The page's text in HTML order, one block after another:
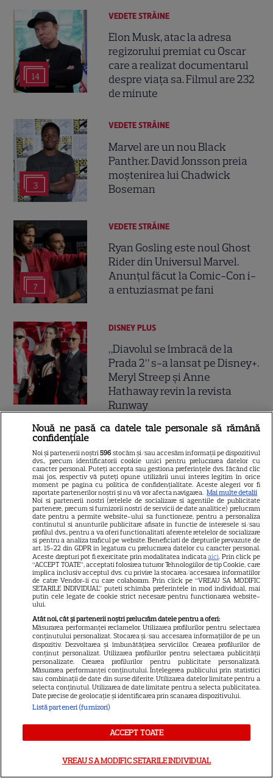
14
VEDETE STRĂINE
Elon Musk, atac la adresa
regizorului premiat cu Oscar
care a realizat documentarul
despre viața sa. Filmul are 232
de minute
3
VEDETE STRĂINE
Marvel are un nou Black
Panther. David Jonsson preia
moștenirea lui Chadwick
Boseman
7
VEDETE STRĂINE
Ryan Gosling este noul Ghost
Rider din Universul Marvel.
Anunțul făcut la Comic-Con i-
a entuziasmat pe fani
DISNEY PLUS
„Diavolul se îmbracă de la
Prada 2” s-a lansat pe Disney+.
Meryl Streep și Anne
Hathaway revin la revista
Runway
9
VEDETE STRĂINE
Meryl Streep, gest
impresionant pentru Anne
Hathaway și Emily Blunt la
„Diavolul se îmbracă de la
Prada 2”. Ce salarii ar fi primit
actrițele
ŞTIRI
21
RECOMANDĂRI
„Mireasa” revine cu sezonul 14.
Antena 1 a anunțat data
premierei și surprizele din
„Regatul inimii”
„Poftiți pe la noi – Poftiți la
Nouă ne pasă ca datele tale personale să rămână
confidențiale
Noi și partenerii noștri596 stocăm și/sau accesăm informații pe dispozitivul
dvs., precum identificatorii cookie unici pentru prelucrarea datelor cu
caracter personal. Puteți accepta sau gestiona preferințele dvs. făcând clic
mai jos, respectiv vă puteți opune utilizării unui interes legitim în orice
moment pe pagina cu politica de confidențialitate. Aceste alegeri vor fi
raportate partenerilor noștri și nu vă vor afecta navigarea. Mai multe detalii
Noi si partenerii nostri (retelele de socializare si agentiile de publicitate
partenere, precum si furnizorii nostri de servicii de date analitice) prelucram
date pentru a permite website-ului sa functioneze, pentru a personaliza
continutul si anunturile publicitare afisate in functie de interesele si/sau
profilul dvs., pentru a va oferi functionalitati aferente retelelor de socializare
si pentru a analiza traficul pe website. Beneficiati de drepturile prevazute de
art. 15-22 din GDPR in legatura cu prelucrarea datelor cu caracter personal.
Aceste drepturi pot fi exercitate prin modalitatea indicataaici. Prin click pe
“ACCEPT TOATE”, acceptati folosirea tuturor Tehnologiilor de tip Cookie, care
implica inclusiv acceptul dvs. cu privire la stocarea/accesarea informatiilor
de catre Vendor-ii cu care colaboram. Prin click pe “VREAU SA MODIFIC
SETARILE INDIVIDUAL” puteti schimba preferintele in mod individual, mai
putin cele legate de cookie strict necesare pentru functionarea website-
ului.
Atât noi, cât și partenerii noștri prelucrăm datele pentru a oferi:
Măsurarea performanței reclamelor. Utilizarea profilurilor pentru selectarea
conținutului personalizat. Stocarea și/sau accesarea informațiilor de pe un
dispozitiv. Dezvoltarea și îmbunătățirea serviciilor. Crearea profilurilor de
conținut personalizat. Utilizarea profilurilor pentru selectarea publicității
personalizate. Crearea profilurilor pentru publicitate personalizată.
Măsurarea performanței conținutului. Înțelegerea publicului prin statistici
sau combinații de date din surse diferite. Utilizarea datelor limitate pentru a
selecta conținutul. Utilizarea de date limitate pentru a selecta publicitatea.
Date precise de geolocație și identificarea prin scanarea dispozitivului.
Listă parteneri (furnizori)
ACCEPT TOATE
VREAU SA MODIFIC SETARILE INDIVIDUAL